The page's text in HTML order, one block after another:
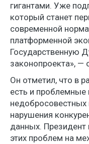
гигантами. Уже
который станет
современной
платформенной
Государственную
законопроекта», —
Он отметил, что в
есть и проблемные
недобросовестных
нарушения
данных. Президент
этих проблем на